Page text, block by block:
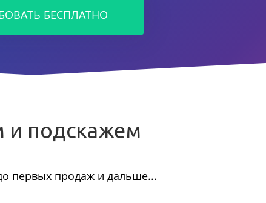
БЕСПЛАТНО
и подскажем
первых продаж и дальше...